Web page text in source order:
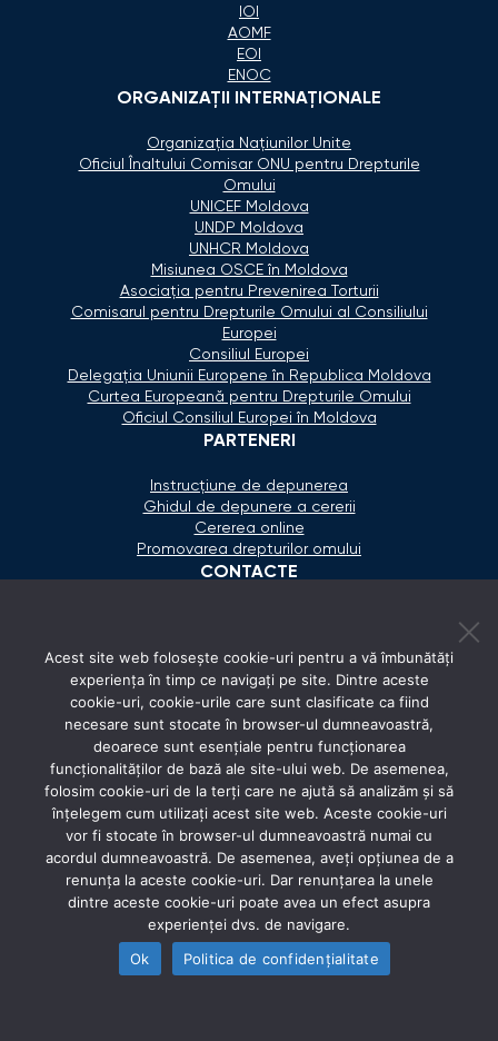
IOI
AOMF
EOI
ENOC
ORGANIZAŢII INTERNAŢIONALE
Organizaţia Naţiunilor Unite
Oficiul Înaltului Comisar ONU pentru Drepturile
Omului
UNICEF Moldova
UNDP Moldova
UNHCR Moldova
Misiunea OSCE în Moldova
Asociaţia pentru Prevenirea Torturii
Comisarul pentru Drepturile Omului al Consiliului
Europei
Consiliul Europei
Delegaţia Uniunii Europene în Republica Moldova
Curtea Europeană pentru Drepturile Omului
Oficiul Consiliul Europei în Moldova
PARTENERI
Instrucțiune de depunerea
Ghidul de depunere a cererii
Cererea online
Promovarea drepturilor omului
CONTACTE
secretariat@ombudsman.md
Strada Calea Ieşilor 11/3, Chişinău
Luni - Vineri: 08:00 - 17:00
REȚELE SOCIALE
© 2026 Avocatul Poporului Ombudsman. All rights
Acest site web folosește cookie-uri pentru a vă îmbunătăți
experiența în timp ce navigați pe site. Dintre aceste
cookie-uri, cookie-urile care sunt clasificate ca fiind
necesare sunt stocate în browser-ul dumneavoastră,
deoarece sunt esențiale pentru funcționarea
funcționalităților de bază ale site-ului web. De asemenea,
folosim cookie-uri de la terți care ne ajută să analizăm și să
înțelegem cum utilizați acest site web. Aceste cookie-uri
vor fi stocate în browser-ul dumneavoastră numai cu
acordul dumneavoastră. De asemenea, aveți opțiunea de a
renunța la aceste cookie-uri. Dar renunțarea la unele
dintre aceste cookie-uri poate avea un efect asupra
experienței dvs. de navigare.
Ok
Politica de confidențialitate